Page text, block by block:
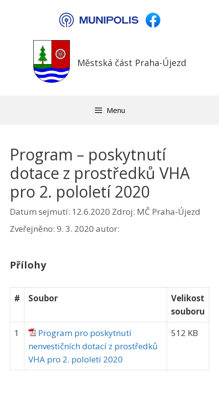
Městská část Praha-Újezd
Menu
Program – poskytnutí
dotace z prostředků VHA
pro 2. pololetí 2020
Datum sejmutí: 12.6.2020 Zdroj: MČ Praha-Újezd
Zveřejněno: 9. 3. 2020 autor:
Přílohy
# Soubor
Velikost
souboru
1
Program pro poskytnutí
nenvestičních dotací z prostředků
VHA pro 2. pololetí 2020
512 KB